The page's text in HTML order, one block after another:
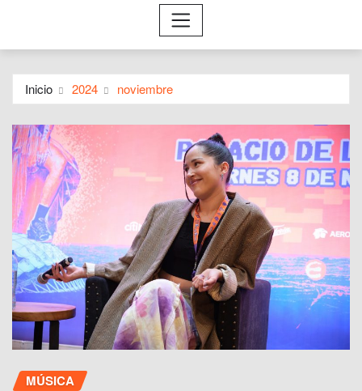
Inicio 2024 noviembre
MÚSICA